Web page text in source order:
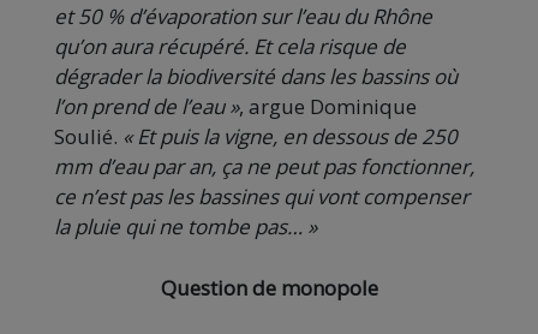
et 50 % d’évaporation sur l’eau du Rhône
qu’on aura récupéré. Et cela risque de
dégrader la biodiversité dans les bassins où
l’on prend de l’eau », argue Dominique
Soulié. « Et puis la vigne, en dessous de 250
mm d’eau par an, ça ne peut pas fonctionner,
ce n’est pas les bassines qui vont compenser
la pluie qui ne tombe pas… »
Question de monopole